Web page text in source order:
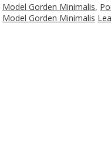
Model Gorden Minimalis,
Model Gorden Minimalis